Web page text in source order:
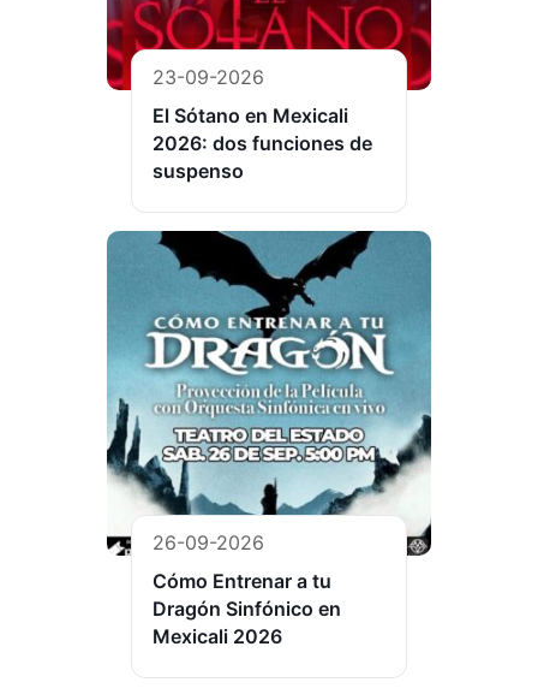
23-09-2026
El Sótano en Mexicali
2026: dos funciones de
suspenso
26-09-2026
Cómo Entrenar a tu
Dragón Sinfónico en
Mexicali 2026